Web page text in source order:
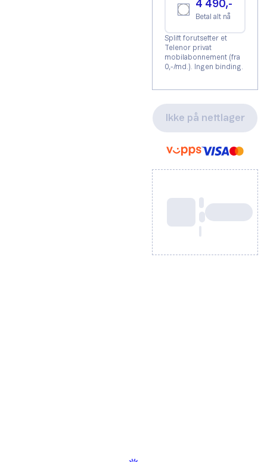
4 490,-
Betal alt nå
Splitt forutsetter et
Telenor privat
mobilabonnement (fra
0,-/md.). Ingen binding.
Ikke på nettlager